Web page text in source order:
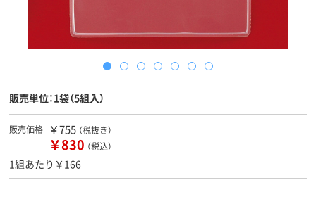
販売単位：1袋（5組入）
販売価格 ￥755 （税抜き）
￥830 （税込）
1組あたり￥166